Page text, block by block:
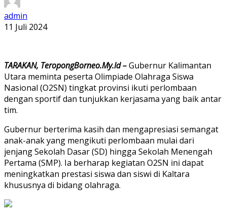
admin
11 Juli 2024
TARAKAN, TeropongBorneo.My.Id –Gubernur Kalimantan
Utara meminta peserta Olimpiade Olahraga Siswa
Nasional (O2SN) tingkat provinsi ikuti perlombaan
dengan sportif dan tunjukkan kerjasama yang baik antar
tim.
Gubernur berterima kasih dan mengapresiasi semangat
anak-anak yang mengikuti perlombaan mulai dari
jenjang Sekolah Dasar (SD) hingga Sekolah Menengah
Pertama (SMP). Ia berharap kegiatan O2SN ini dapat
meningkatkan prestasi siswa dan siswi di Kaltara
khususnya di bidang olahraga.